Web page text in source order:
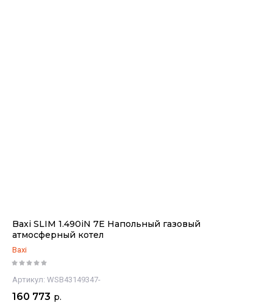
Baxi SLIM 1.490iN 7E Напольный газовый
атмосферный котел
Baxi
Артикул: WSB43149347-
160 773 р.